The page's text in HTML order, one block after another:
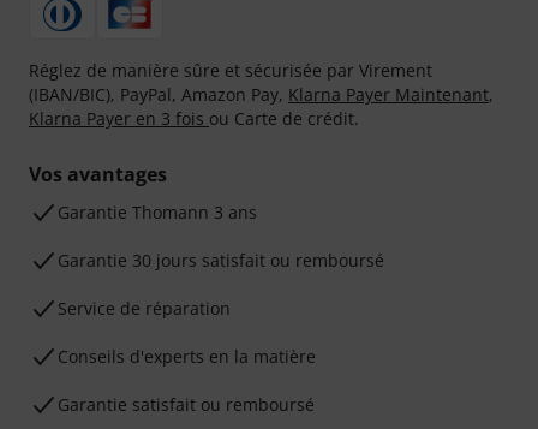
Réglez de manière sûre et sécurisée par Virement
(IBAN/BIC), PayPal, Amazon Pay, Klarna Payer Maintenant,
Klarna Payer en 3 fois ou Carte de crédit.
Vos avantages
Ga­ran­tie Thomann 3 ans
Garantie 30 jours satisfait ou remboursé
Service de réparation
Conseils d'experts en la matière
Garantie satisfait ou remboursé